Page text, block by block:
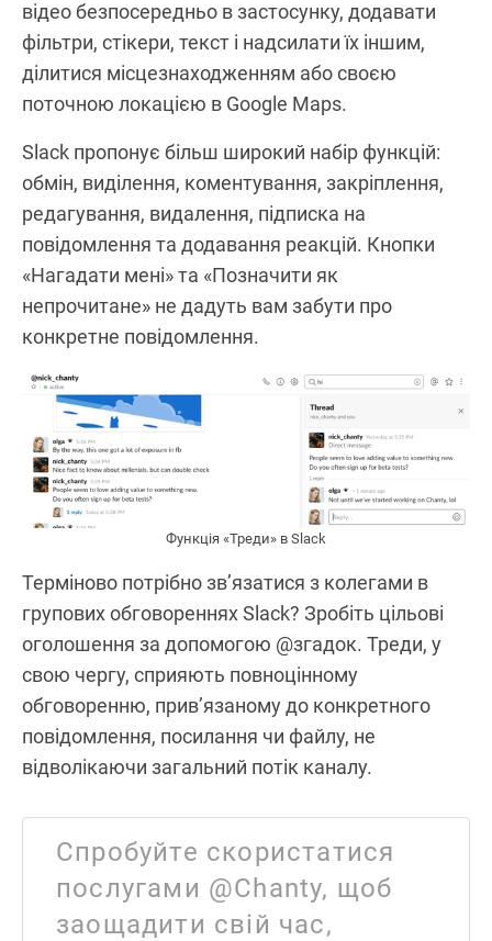
відео безпосередньо в застосунку, додавати
фільтри, стікери, текст і надсилати їх іншим,
ділитися місцезнаходженням або своєю
поточною локацією в Google Maps.
Slack пропонує більш широкий набір функцій:
обмін, виділення, коментування, закріплення,
редагування, видалення, підписка на
повідомлення та додавання реакцій. Кнопки
«Нагадати мені» та «Позначити як
непрочитане» не дадуть вам забути про
конкретне повідомлення.
Функція «Треди» в Slack
Терміново потрібно зв’язатися з колегами в
групових обговореннях Slack? Зробіть цільові
оголошення за допомогою @згадок. Треди, у
свою чергу, сприяють повноцінному
обговоренню, прив’язаному до конкретного
повідомлення, посилання чи файлу, не
відволікаючи загальний потік каналу.
Спробуйте скористатися
послугами @Chanty, щоб
заощадити свій час,